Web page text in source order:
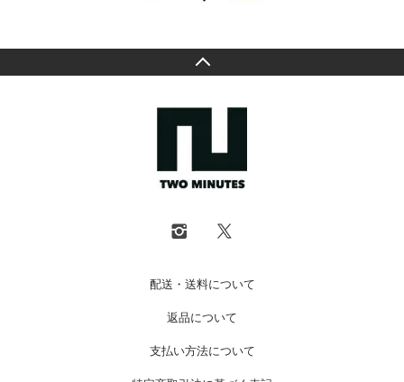
配送・送料について
返品について
支払い方法について